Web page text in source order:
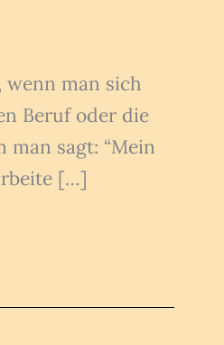
wenn man sich
Beruf oder die
man sagt: “Mein
[…]